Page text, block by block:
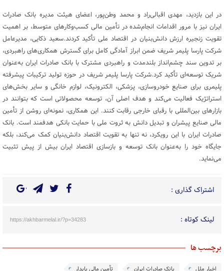
در این بازدید، مهدی اقبالی‌راد و محمد وطن‌پور، اعضای هیئت مدیره بانک صادرات
ایران نیز با مرور اقدامات انجام‌شده در تأمین مالی کسب‌وکارهای متوسط، بر اهمیت
تقویت زنجیره ارزش دانش‌بنیان در اقتصاد ملی تأکید کردند.سعید ذکایی، مدیرعامل
شرکت پارسا پلیمر شریف ضمن ابراز آمادگی کامل برای گسترش همکاری‌های راهبردی،
بر تدوین سند چشم‌انداز بلندمدت و راهبردی مشترک با بانک صادرات ایران به‌عنوان
شریک توسعه‌ای تأکید کرد.شرکت پارسا پلیمر شریف در حوزه تولید ترکیبات پیشرفته
پلیمری برای صنایع خودروسازی، پزشکی، الکترونیک، لوازم خانگی و سایر بخش‌های
استراتژیک فعالیت می‌کند و هدف اصلی آن، توسعه محصولاتی است که بتوانند در
بازارهای بین‌المللی با رقبای خارجی رقابت کنند. این همکاری، نمونه‌ای روشن از تأمین
مالی صنایع پیشران و تبدیل دانش به ثروت ملی با حمایت بانکی هدفمند است. بانک
صادرات ایران با این رویکرد، نه تنها به تقویت اقتصاد دانش‌بنیان کمک می‌کند، بلکه
جایگاه خود را به‌عنوان بانک توسعه و بازسازی اقتصاد ایران بیش از پیش تثبیت
می‌نماید.
اشتراک گذاری :
لینک کوتاه : https://akhbarmelal.ir/?p=34283
برچسب ها
اخبار ملل بانک صادرات ایران
تأمین مالی پایدار